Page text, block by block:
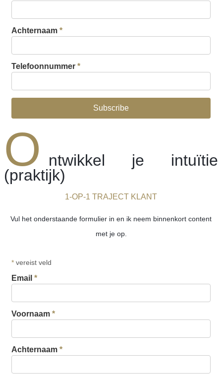
Achternaam *
Telefoonnummer *
O
ntwikkel je intuïtie
(praktijk)
1-OP-1 TRAJECT KLANT
Vul het onderstaande formulier in en ik neem binnenkort content
met je op.
* vereist veld
Email *
Voornaam *
Achternaam *